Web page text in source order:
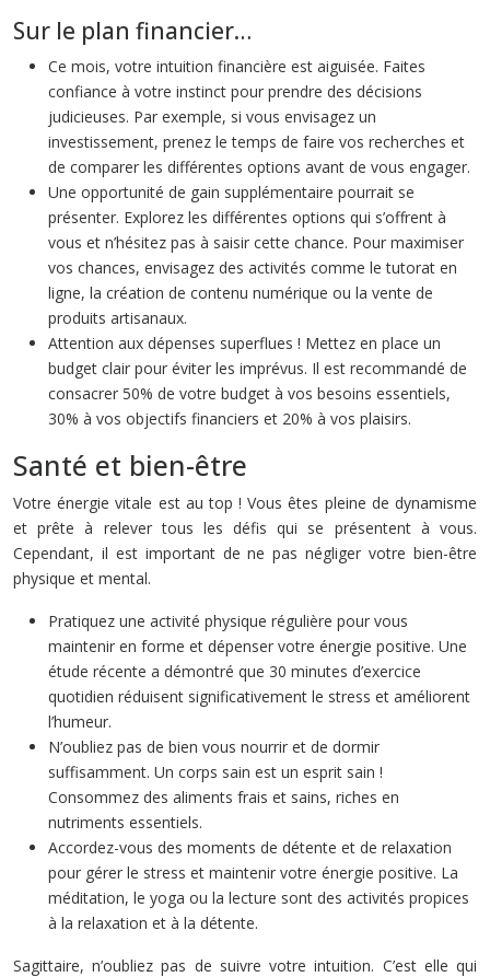
Sur le plan financier…
Ce mois, votre intuition financière est aiguisée. Faites
confiance à votre instinct pour prendre des décisions
judicieuses. Par exemple, si vous envisagez un
investissement, prenez le temps de faire vos recherches et
de comparer les différentes options avant de vous engager.
Une opportunité de gain supplémentaire pourrait se
présenter. Explorez les différentes options qui s’offrent à
vous et n’hésitez pas à saisir cette chance. Pour maximiser
vos chances, envisagez des activités comme le tutorat en
ligne, la création de contenu numérique ou la vente de
produits artisanaux.
Attention aux dépenses superflues ! Mettez en place un
budget clair pour éviter les imprévus. Il est recommandé de
consacrer 50% de votre budget à vos besoins essentiels,
30% à vos objectifs financiers et 20% à vos plaisirs.
Santé et bien-être
Votre énergie vitale est au top ! Vous êtes pleine de dynamisme
et prête à relever tous les défis qui se présentent à vous.
Cependant, il est important de ne pas négliger votre bien-être
physique et mental.
Pratiquez une activité physique régulière pour vous
maintenir en forme et dépenser votre énergie positive. Une
étude récente a démontré que 30 minutes d’exercice
quotidien réduisent significativement le stress et améliorent
l’humeur.
N’oubliez pas de bien vous nourrir et de dormir
suffisamment. Un corps sain est un esprit sain !
Consommez des aliments frais et sains, riches en
nutriments essentiels.
Accordez-vous des moments de détente et de relaxation
pour gérer le stress et maintenir votre énergie positive. La
méditation, le yoga ou la lecture sont des activités propices
à la relaxation et à la détente.
Sagittaire, n’oubliez pas de suivre votre intuition. C’est elle qui